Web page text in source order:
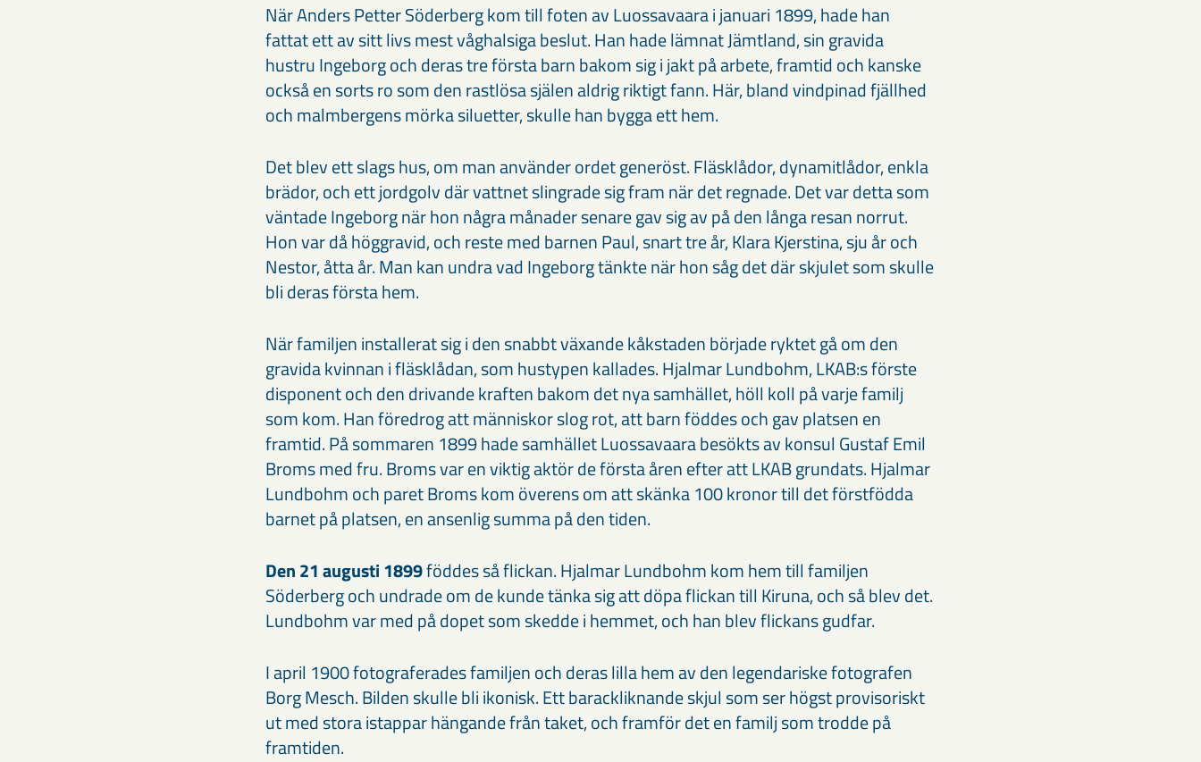
När Anders Petter Söderberg kom till foten av Luossavaara i januari 1899, hade han
fattat ett av sitt livs mest våghalsiga beslut. Han hade lämnat Jämtland, sin gravida
hustru Ingeborg och deras tre första barn bakom sig i jakt på arbete, framtid och kanske
också en sorts ro som den rastlösa själen aldrig riktigt fann. Här, bland vindpinad fjällhed
och malmbergens mörka siluetter, skulle han bygga ett hem.
Det blev ett slags hus, om man använder ordet generöst. Fläsklådor, dynamitlådor, enkla
brädor, och ett jordgolv där vattnet slingrade sig fram när det regnade. Det var detta som
väntade Ingeborg när hon några månader senare gav sig av på den långa resan norrut.
Hon var då höggravid, och reste med barnen Paul, snart tre år, Klara Kjerstina, sju år och
Nestor, åtta år. Man kan undra vad Ingeborg tänkte när hon såg det där skjulet som skulle
bli deras första hem.
När familjen installerat sig i den snabbt växande kåkstaden började ryktet gå om den
gravida kvinnan i fläsklådan, som hustypen kallades. Hjalmar Lundbohm, LKAB:s förste
disponent och den drivande kraften bakom det nya samhället, höll koll på varje familj
som kom. Han föredrog att människor slog rot, att barn föddes och gav platsen en
framtid. På sommaren 1899 hade samhället Luossavaara besökts av konsul Gustaf Emil
Broms med fru. Broms var en viktig aktör de första åren efter att LKAB grundats. Hjalmar
Lundbohm och paret Broms kom överens om att skänka 100 kronor till det förstfödda
barnet på platsen, en ansenlig summa på den tiden.
Den 21 augusti 1899föddes så flickan. Hjalmar Lundbohm kom hem till familjen
Söderberg och undrade om de kunde tänka sig att döpa flickan till Kiruna, och så blev det.
Lundbohm var med på dopet som skedde i hemmet, och han blev flickans gudfar.
I april 1900 fotograferades familjen och deras lilla hem av den legendariske fotografen
Borg Mesch. Bilden skulle bli ikonisk. Ett barackliknande skjul som ser högst provisoriskt
ut med stora istappar hängande från taket, och framför det en familj som trodde på
framtiden.